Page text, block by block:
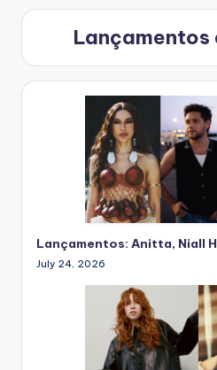
Lançamentos
Lançamentos: Anitta, Niall
July 24, 2026